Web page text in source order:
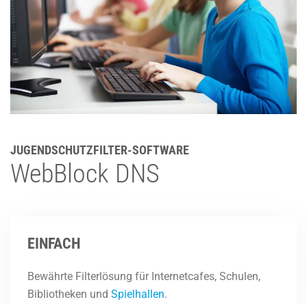
JUGENDSCHUTZFILTER-SOFTWARE
WebBlock DNS
EINFACH
Bewährte Filterlösung für Internetcafes, Schulen,
Bibliotheken und Spielhallen.